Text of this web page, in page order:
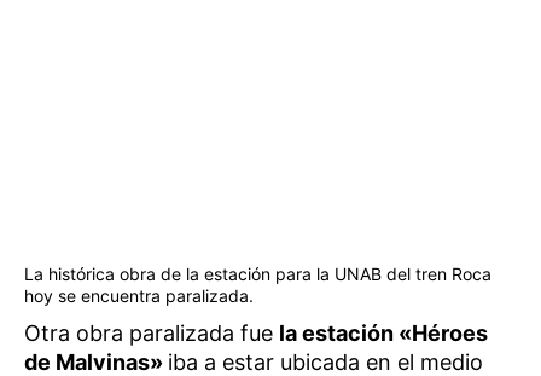
La histórica obra de la estación para la UNAB del tren Roca
hoy se encuentra paralizada.
Otra obra paralizada fue la estación «Héroes
de Malvinas» iba a estar ubicada en el medio